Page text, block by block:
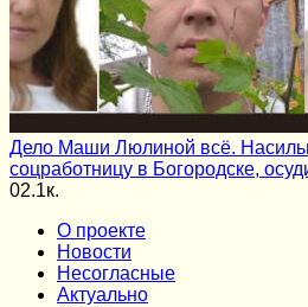
Дело Маши Люлиной всё.
соцработницу в Богородске,
02.1к.
О проекте
Новости
Несогласные
Актуально